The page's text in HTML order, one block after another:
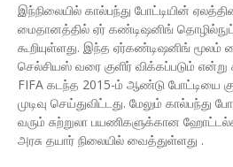
இந்நிலையில் கால்பந்து போட்டியின்
மைதானத்தில் ஏர் கண்டிஷனிங்
கூறியுள்ளது. இந்த ஏர்கண்டிஷனிங் மூலம்‌
செல்சியஸ் வரை குளிர் விக்கப்படும்
FIFA கடந்த 2015-ம் ஆண்டு போட்டியை
முடிவு செய்துவிட்டது. மேலும் கால்பந்து
வரும் சுற்றுலா பயணிகளுக்கான
அரசு தயார் நிலையில் வைத்துள்ளது .